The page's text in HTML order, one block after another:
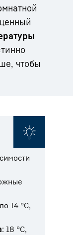
чтобы
14 °C,
: 18 °C,